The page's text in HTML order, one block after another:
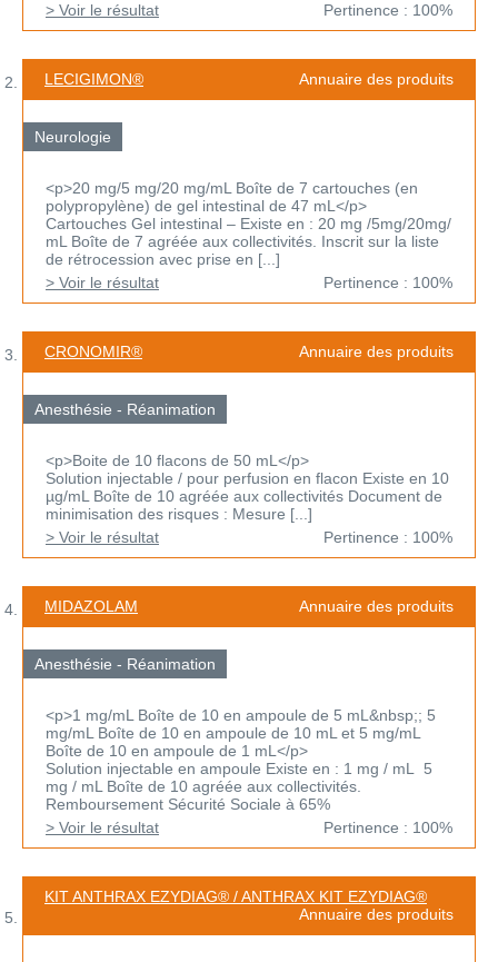
> Voir le résultat
Pertinence : 100%
LECIGIMON® Annuaire des produits
Neurologie
<p>20 mg/5 mg/20 mg/mL Boîte de 7 cartouches (en
polypropylène) de gel intestinal de 47 mL</p>
Cartouches Gel intestinal – Existe en : 20 mg /5mg/20mg/
mL Boîte de 7 agréée aux collectivités. Inscrit sur la liste
de rétrocession avec prise en [...]
> Voir le résultat
Pertinence : 100%
CRONOMIR® Annuaire des produits
Anesthésie - Réanimation
<p>Boite de 10 flacons de 50 mL</p>
Solution injectable / pour perfusion en flacon Existe en 10
µg/mL Boîte de 10 agréée aux collectivités Document de
minimisation des risques : Mesure [...]
> Voir le résultat
Pertinence : 100%
MIDAZOLAM Annuaire des produits
Anesthésie - Réanimation
<p>1 mg/mL Boîte de 10 en ampoule de 5 mL&nbsp;; 5
mg/mL Boîte de 10 en ampoule de 10 mL et 5 mg/mL
Boîte de 10 en ampoule de 1 mL</p>
Solution injectable en ampoule Existe en : 1 mg / mL 5
mg / mL Boîte de 10 agréée aux collectivités.
Remboursement Sécurité Sociale à 65%
> Voir le résultat
Pertinence : 100%
KIT ANTHRAX EZYDIAG® / ANTHRAX KIT EZYDIAG®
Annuaire des produits